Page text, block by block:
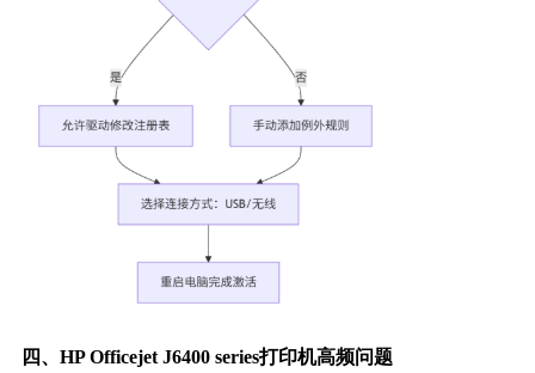
四、HP Officejet J6400 series打印机高频问题